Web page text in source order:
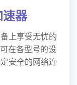
器
上享受无忧的
在各型号的设
安全的网络连